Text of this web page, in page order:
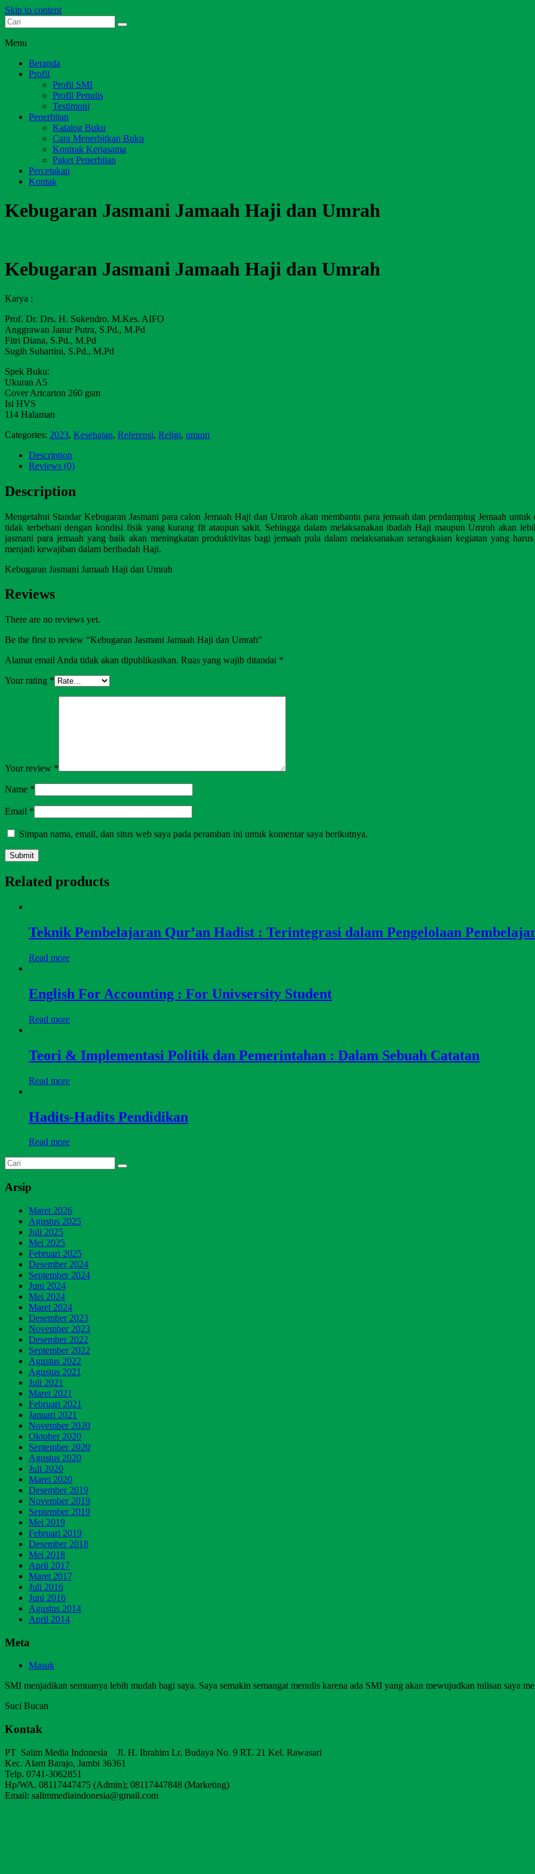
Skip to content
Dari Jambi untuk Indonesia
Menu
Beranda
Profil
Profil SMI
Profil Penulis
Testimoni
Penerbitan
Katalog Buku
Cara Menerbitkan Buku
Kontrak Kerjasama
Paket Penerbitan
Percetakan
Kontak
Kebugaran Jasmani Jamaah Haji dan Umrah
Kebugaran Jasmani Jamaah Haji dan Umrah
Karya :
Prof. Dr. Drs. H. Sukendro, M.Kes. AIFO
Anggrawan Janur Putra, S.Pd., M.Pd
Fitri Diana, S.Pd., M.Pd
Sugih Suhartini, S.Pd., M.Pd
Spek Buku:
Ukuran A5
Cover Artcarton 260 gsm
Isi HVS
114 Halaman
Categories: 2023, Kesehatan, Referensi, Religi, umum
Description
Reviews (0)
Description
Mengetahui Standar Kebugaran Jasmani para calon JemaahHaji dan Umroh akan membantu para jemaah dan pendamping Jemaahuntuk
tidak terbebani dengan kondisi fisik yang kurang fit ataupun sakit. Sehingga dalam melaksanakan ibadah Haji maupun Umroh akan
jasmani para jemaah yang baik akan meningkatan produktivitas bagijemaah pula dalam melaksanakan serangkaian kegiatan yang harus
menjadi kewajiban dalam beribadah Haji.
Kebugaran Jasmani Jamaah Haji dan Umrah
Reviews
There are no reviews yet.
Be the first to review “Kebugaran Jasmani Jamaah Haji dan Umrah”
Alamat email Anda tidak akan dipublikasikan. Ruas yang wajib ditandai *
Your rating *
Your review *
Name *
Email *
Simpan nama, email, dan situs web saya pada peramban ini untuk komentar saya berikutnya.
Related products
Teknik Pembelajaran Qur’an Hadist : Terintegrasi dalam Pengelolaan
Read more
English For Accounting : For Univsersity Student
Read more
Teori & Implementasi Politik dan Pemerintahan : Dalam Sebuah Catatan
Read more
Hadits-Hadits Pendidikan
Read more
Arsip
Maret 2026
Agustus 2025
Juli 2025
Mei 2025
Februari 2025
Desember 2024
September 2024
Juni 2024
Mei 2024
Maret 2024
Desember 2023
November 2023
Desember 2022
September 2022
Agustus 2022
Agustus 2021
Juli 2021
Maret 2021
Februari 2021
Januari 2021
November 2020
Oktober 2020
September 2020
Agustus 2020
Juli 2020
Maret 2020
Desember 2019
November 2019
September 2019
Mei 2019
Februari 2019
Desember 2018
Mei 2018
April 2017
Maret 2017
Juli 2016
Juni 2016
Agustus 2014
April 2014
Meta
Masuk
SMI menjadikan semuanya lebih mudah bagi saya. Saya semakin semangat menulis karena ada SMI yang akan mewujudkan tulisan saya
Suci Bucan
Kontak
PT Salim Media Indonesia Jl. H. Ibrahim Lr. Budaya No. 9 RT. 21 Kel. Rawasari
Kec. Alam Barajo, Jambi 36361
Telp. 0741-3062851
Hp/WA. 08117447475 (Admin); 08117447848 (Marketing)
Email: salimmediaindonesia@gmail.com